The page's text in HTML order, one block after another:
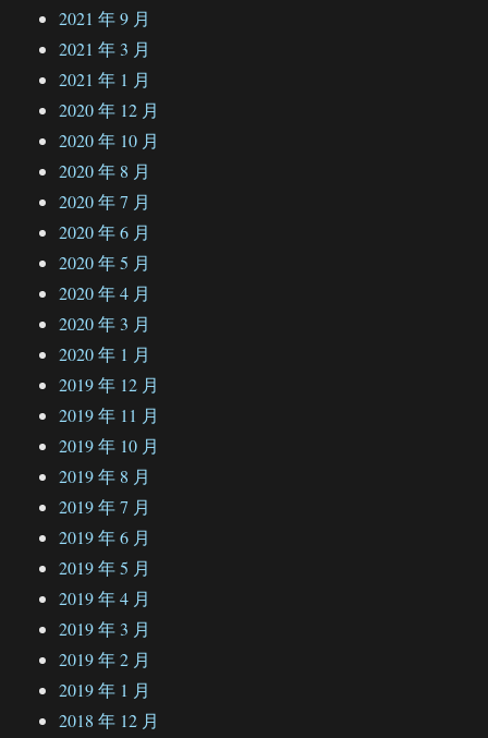
2021 年 9 月
2021 年 3 月
2021 年 1 月
2020 年 12 月
2020 年 10 月
2020 年 8 月
2020 年 7 月
2020 年 6 月
2020 年 5 月
2020 年 4 月
2020 年 3 月
2020 年 1 月
2019 年 12 月
2019 年 11 月
2019 年 10 月
2019 年 8 月
2019 年 7 月
2019 年 6 月
2019 年 5 月
2019 年 4 月
2019 年 3 月
2019 年 2 月
2019 年 1 月
2018 年 12 月